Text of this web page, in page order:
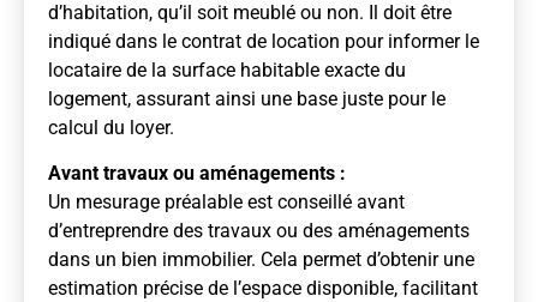
d’habitation, qu’il soit meublé ou non. Il doit être
indiqué dans le contrat de location pour informer le
locataire de la surface habitable exacte du
logement, assurant ainsi une base juste pour le
calcul du loyer.
Avant travaux ou aménagements :
Un mesurage préalable est conseillé avant
d’entreprendre des travaux ou des aménagements
dans un bien immobilier. Cela permet d’obtenir une
estimation précise de l’espace disponible, facilitant